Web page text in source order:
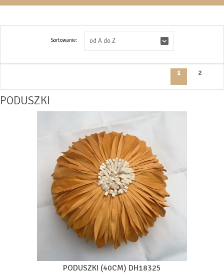
Sortowanie: od A do Z
1 2
PODUSZKI
PODUSZKI (40CM) DH18325